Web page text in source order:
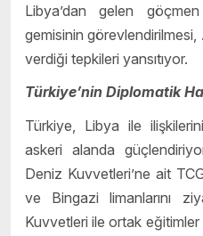
Libya’dan gelen
gemisinin görevlendirilmesi,
verdiği tepkileri yansıtıyor.
Türkiye’nin Diplomatik
Türkiye, Libya ile
askeri alanda
Deniz Kuvvetleri’ne ait
ve Bingazi limanlarını
Kuvvetleri ile ortak